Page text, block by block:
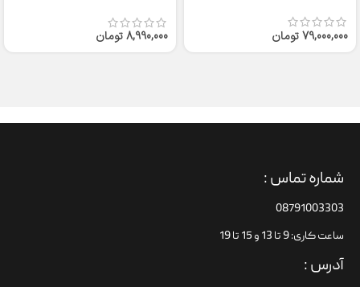
79,000,000تومان
8,990,000تومان
شماره تماس :
08791003303
ساعت کاری: 9 تا 13 و 15 تا 19
آدرس :